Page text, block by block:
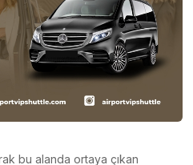
bu alanda ortaya çıkan